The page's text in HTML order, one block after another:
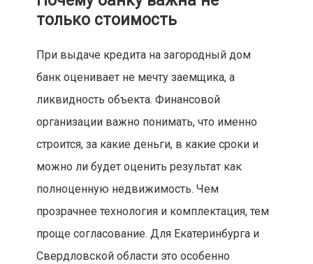
только стоимость
При выдаче кредита на загородный дом
банк оценивает не мечту заемщика, а
ликвидность объекта. Финансовой
организации важно понимать, что именно
строится, за какие деньги, в какие сроки и
можно ли будет оценить результат как
полноценную недвижимость. Чем
прозрачнее технология и комплектация, тем
проще согласование. Для Екатеринбурга и
Свердловской области это особенно